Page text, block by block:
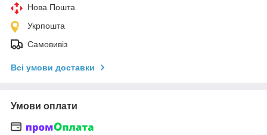
Нова Пошта
Укрпошта
Самовивіз
Всі умови доставки
Умови оплати